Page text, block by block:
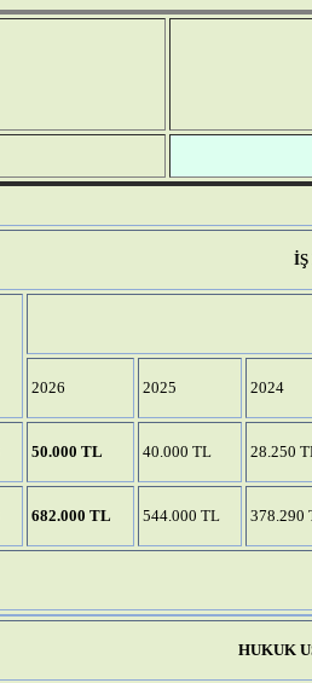
İŞ
2026 2025 2024
50.000 TL 40.000 TL 28.250
682.000 TL 544.000 TL 378.290
HUKUK